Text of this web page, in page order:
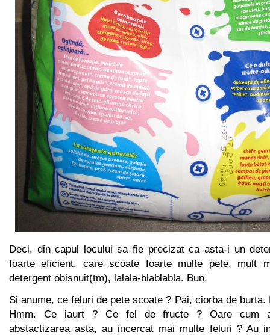
Deci, din capul locului sa fie precizat ca asta-i un
foarte eficient, care scoate foarte multe pete, mult
detergent obisnuit(tm), lalala-blablabla. Bun.
Si anume, ce feluri de pete scoate ? Pai, ciorba de
Hmm. Ce iaurt ? Ce fel de fructe ? Oare cum
abstactizarea asta, au incercat mai multe feluri ? Au